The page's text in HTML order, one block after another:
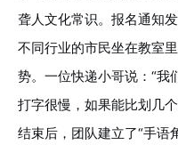
聋人文化常识。报名通知
不同行业的市民坐在教室
势。一位快递小哥说：“我
打字很慢，如果能比划几
结束后，团队建立了“手语